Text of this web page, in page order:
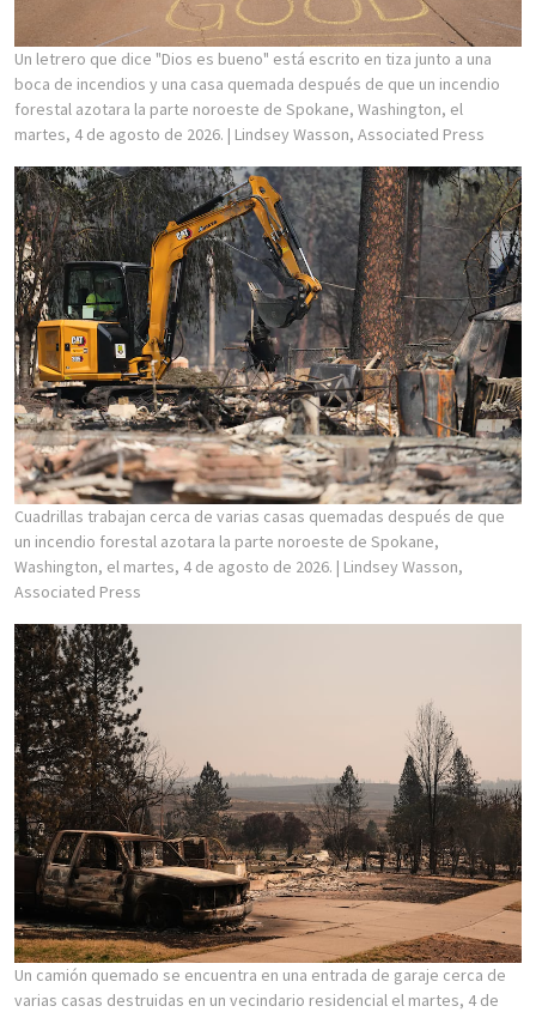
Un letrero que dice "Dios es bueno" está escrito en tiza junto a una
boca de incendios y una casa quemada después de que un incendio
forestal azotara la parte noroeste de Spokane, Washington, el
martes, 4 de agosto de 2026. | Lindsey Wasson, Associated Press
Cuadrillas trabajan cerca de varias casas quemadas después de que
un incendio forestal azotara la parte noroeste de Spokane,
Washington, el martes, 4 de agosto de 2026. | Lindsey Wasson,
Associated Press
Un camión quemado se encuentra en una entrada de garaje cerca de
varias casas destruidas en un vecindario residencial el martes, 4 de